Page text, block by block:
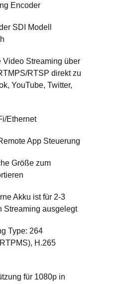
Encoder
SDI Modell
Video Streaming über
RTSP direkt zu
YouTube, Twitter,
Ethernet
App Steuerung
Größe zum
Akku ist für 2-3
Streaming ausgelegt
Type: 264
H.265
für 1080p in